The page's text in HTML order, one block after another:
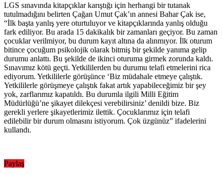
LGS sınavında kitapçıklar karıştığı için herhangi bir tutanak
tutulmadığını belirten Çağan Umut Çak’ın annesi Bahar Çak ise,
“İlk başta yanlış yere oturtuluyor ve kitapçıklarında yanlış olduğu
fark ediliyor. Bu arada 15 dakikalık bir zamanları geçiyor. Bu zaman
çocuklar verilmiyor, bu durum kayıt altına da alınmıyor. İlk oturum
bitince çocuğum psikolojik olarak bitmiş bir şekilde yanıma gelip
durumu anlattı. Bu şekilde de ikinci oturuma girmek zorunda kaldı.
Sınavımız kötü geçti. Yetkililerden bu durumu telafi etmelerini rica
ediyorum. Yetkililerle görüşünce ‘Biz müdahale etmeye çalıştık.
Yetkililerle görüşmeye çalıştık fakat artık yapabileceğimiz bir şey
yok, zarflarımız kapatıldı. Bu durumla ilgili Milli Eğitim
Müdürlüğü’ne şikayet dilekçesi verebilirsiniz’ denildi bize. Biz
gerekli yerlere şikayetlerimiz ilettik. Çocuklarımız için telafi
edilebilir bir durum olmasını istiyorum. Çok üzgünüz” ifadelerini
kullandı.
Paylaş